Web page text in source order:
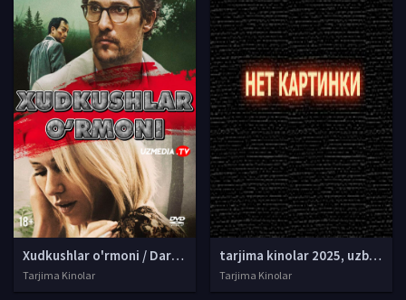
Xudkushlar o'rmoni / Daraxtlar dengizi / O'z joniga qasd qiluvchilar o'rmoni Uzbek tilida O'zbekcha 2015 kino Full HD tas-ix skachat
Tarjima Kinolar
tarjima kinolar 2025, uzbek tarjima kinolar 2025, tarjima kinolar uzbek tilida 2025, tarjima kinolar o zbek 2025, tarjima kinolar o zbek tilida 2025, yangi tarjima kinolar 2025, uzmovi tarjima kinolar 2025, uzmovi com tarjima kinolar 2025, uzbekcha t
Tarjima Kinolar